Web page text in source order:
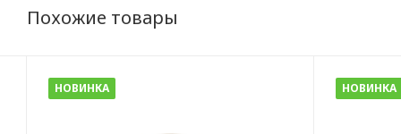
Похожие товары
НОВИНКА НОВИНКА